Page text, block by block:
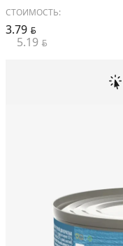
СТОИМОСТЬ:
3.79 BYN
5.19 BYN